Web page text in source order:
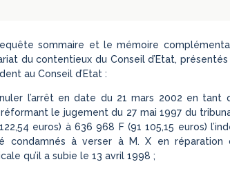
sommaire et le mémoire
du contentieux du Conseil d’Etat,
au Conseil d’Etat :
l’arrêt en date du 21 mars 2002 en
réformant le jugement du 27 mai 1997 du
euros) à 636 968 F (91 105,15 euros)
condamnés à verser à M. X en réparation
qu’il a subie le 13 avril 1998 ;